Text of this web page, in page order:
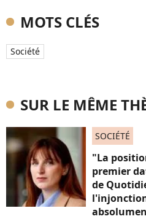
MOTS CLÉS
Société
SUR LE MÊME
SOCIÉTÉ
"La
premier
de